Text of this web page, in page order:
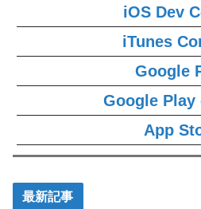
iOS Dev
iTunes
Google
Google Play
App
最新記事